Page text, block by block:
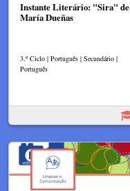
Instante Literário: "Sira" de
María Dueñas
3.º Ciclo | Português | Secundário |
Português